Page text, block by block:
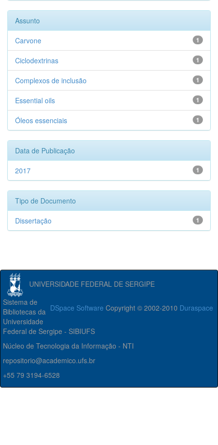
Assunto
1
Carvone
1
Ciclodextrinas
1
Complexos de inclusão
1
Essential oils
1
Óleos essenciais
Data de Publicação
1
2017
Tipo de Documento
1
Dissertação
UNIVERSIDADE FEDERAL DE SERGIPE
DSpace Software Copyright © 2002-2010 Duraspace
Sistema de
Bibliotecas da
Universidade
Federal de Sergipe - SIBIUFS
Núcleo de Tecnologia da Informação - NTI
repositorio@academico.ufs.br
+55 79 3194-6528